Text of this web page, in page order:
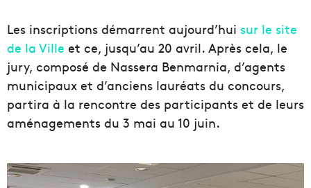
Les inscriptions démarrent aujourd’hui sur le site
de la Ville et ce, jusqu’au 20 avril. Après cela, le
jury, composé de Nassera Benmarnia, d’agents
municipaux et d’anciens lauréats du concours,
partira à la rencontre des participants et de leurs
aménagements du 3 mai au 10 juin.
C
o